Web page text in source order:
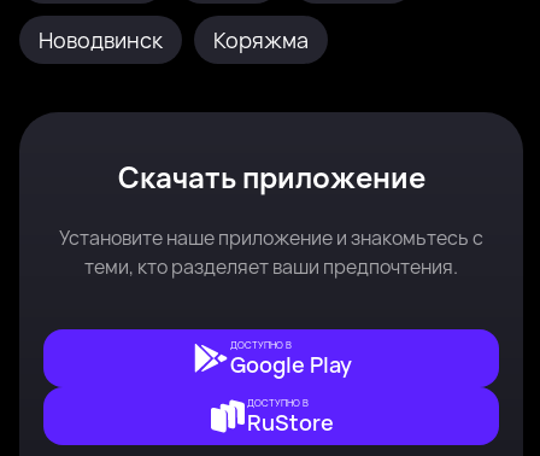
Новодвинск Коряжма
Скачать приложение
Установите наше приложение и знакомьтесь с
теми, кто разделяет ваши предпочтения.
ДОСТУПНО В
Google Play
ДОСТУПНО В
RuStore